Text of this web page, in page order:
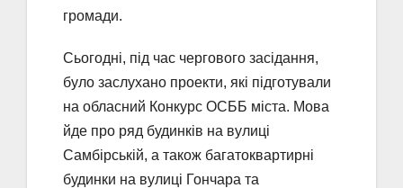
громади.
Сьогодні, під час чергового засідання,
було заслухано проекти, які підготували
на обласний Конкурс ОСББ міста. Мова
йде про ряд будинків на вулиці
Самбірській, а також багатоквартирні
будинки на вулиці Гончара та